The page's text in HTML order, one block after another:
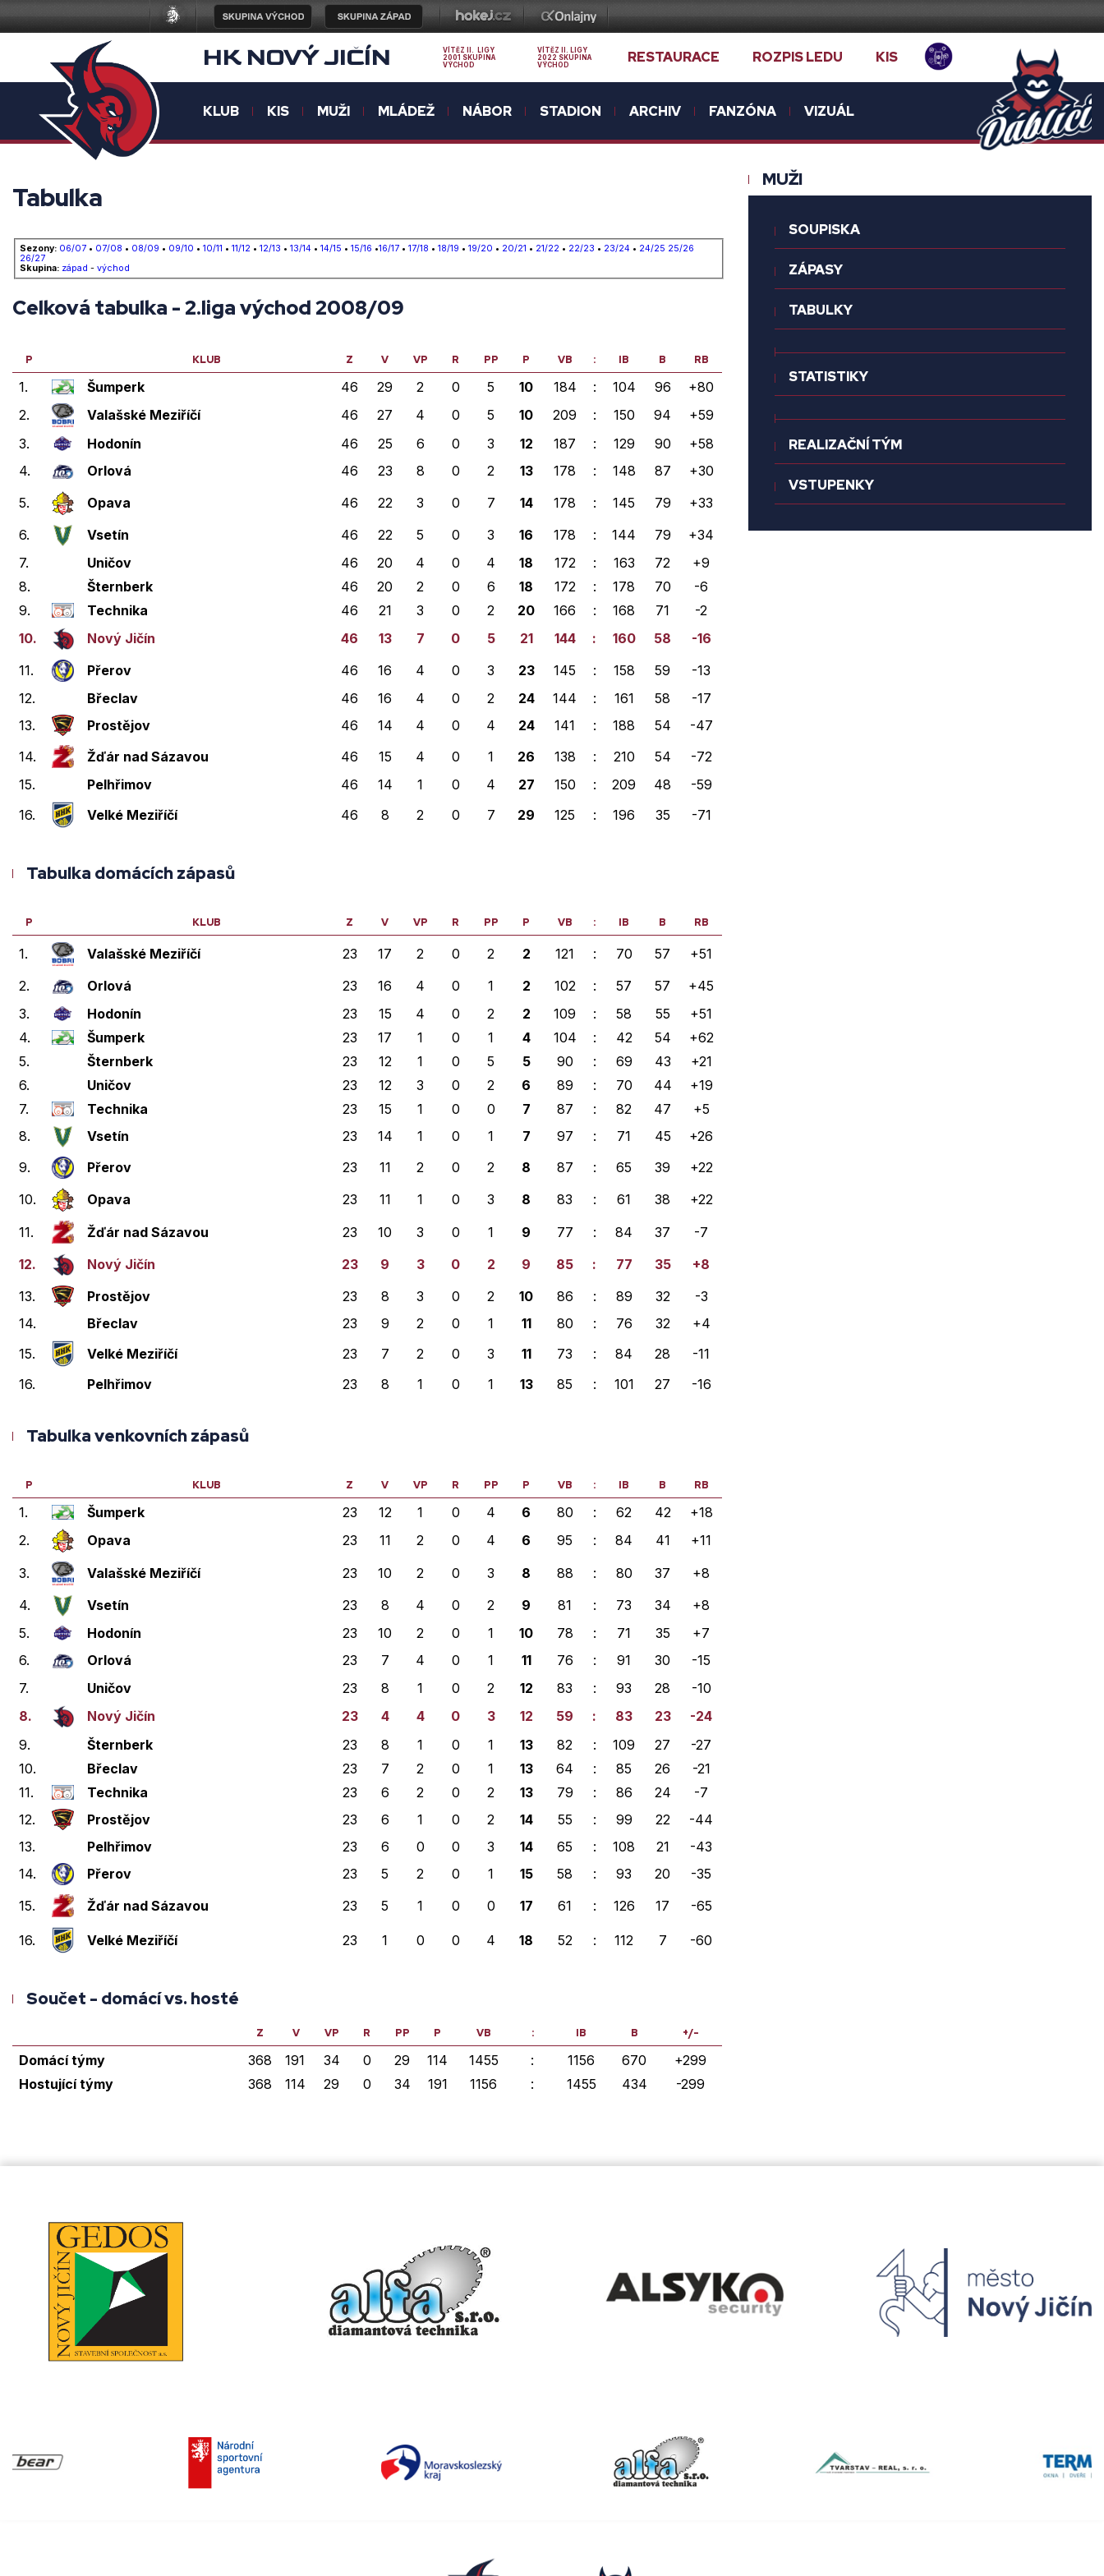
HK NOVÝ JIČÍN
VÍTĚZ II. LIGY
2001 SKUPINA
VÝCHOD
VÍTĚZ II. LIGY
2022 SKUPINA
VÝCHOD
RESTAURACE ROZPIS LEDU KIS
KLUB KIS MUŽI MLÁDEŽ NÁBOR STADION ARCHIV FANZÓNA VIZUÁL
Tabulka
Sezony: 06/07 • 07/08 • 08/09 • 09/10 • 10/11 • 11/12 • 12/13 • 13/14 • 14/15 • 15/16 •16/17 • 17/18 • 18/19 • 19/20 • 20/21 • 21/22 • 22/23 • 23/24 • 24/25 25/26
26/27
Skupina: západ - východ
Celková tabulka - 2.liga východ 2008/09
P KLUB Z V VP R PP P VB : IB B RB
1. Šumperk 46 29 2 0 5 10 184 : 104 96
+80
2.
Valašské Meziříčí 46 27 4 0 5 10 209 : 150 94
+59
3.
Hodonín 46 25 6 0 3 12 187 : 129 90
+58
4.
Orlová 46 23 8 0 2 13 178 : 148 87
+30
5.
Opava 46 22 3 0 7 14 178 : 145 79
+33
6.
Vsetín 46 22 5 0 3 16 178 : 144 79
+34
7.
Uničov 46 20 4 0 4 18 172 : 163 72
+9
8.
Šternberk 46 20 2 0 6 18 172 : 178 70
-6
9.
Technika 46 21 3 0 2 20 166 : 168 71
-2
10.
Nový Jičín 46 13 7 0 5 21 144 : 160 58
-16
11.
Přerov 46 16 4 0 3 23 145 : 158 59
-13
12.
Břeclav 46 16 4 0 2 24 144 : 161 58
-17
13.
Prostějov 46 14 4 0 4 24 141 : 188 54
-47
14.
Žďár nad Sázavou 46 15 4 0 1 26 138 : 210 54
-72
15.
Pelhřimov 46 14 1 0 4 27 150 : 209 48
-59
16.
Velké Meziříčí 46 8 2 0 7 29 125 : 196 35 -71
Tabulka domácích zápasů
P KLUB Z V VP R PP P VB : IB B RB
1. Valašské Meziříčí 23 17 2 0 2 2 121 : 70 57
+51
2.
Orlová 23 16 4 0 1 2 102 : 57 57
+45
3.
Hodonín 23 15 4 0 2 2 109 : 58 55
+51
4.
Šumperk 23 17 1 0 1 4 104 : 42 54
+62
5.
Šternberk 23 12 1 0 5 5 90 : 69 43
+21
6.
Uničov 23 12 3 0 2 6 89 : 70 44
+19
7.
Technika 23 15 1 0 0 7 87 : 82 47
+5
8.
Vsetín 23 14 1 0 1 7 97 : 71 45
+26
9.
Přerov 23 11 2 0 2 8 87 : 65 39
+22
10.
Opava 23 11 1 0 3 8 83 : 61 38
+22
11.
Žďár nad Sázavou 23 10 3 0 1 9 77 : 84 37
-7
12.
Nový Jičín 23 9 3 0 2 9 85 : 77 35
+8
13.
Prostějov 23 8 3 0 2 10 86 : 89 32
-3
14.
Břeclav 23 9 2 0 1 11 80 : 76 32
+4
15.
Velké Meziříčí 23 7 2 0 3 11 73 : 84 28
-11
16.
Pelhřimov 23 8 1 0 1 13 85 : 101 27 -16
Tabulka venkovních zápasů
P KLUB Z V VP R PP P VB : IB B RB
1. Šumperk 23 12 1 0 4 6 80 : 62 42
+18
2.
Opava 23 11 2 0 4 6 95 : 84 41
+11
3.
Valašské Meziříčí 23 10 2 0 3 8 88 : 80 37
+8
4.
Vsetín 23 8 4 0 2 9 81 : 73 34
+8
5.
Hodonín 23 10 2 0 1 10 78 : 71 35
+7
6.
Orlová 23 7 4 0 1 11 76 : 91 30
-15
7.
Uničov 23 8 1 0 2 12 83 : 93 28
-10
8.
Nový Jičín 23 4 4 0 3 12 59 : 83 23
-24
9.
Šternberk 23 8 1 0 1 13 82 : 109 27
-27
10.
Břeclav 23 7 2 0 1 13 64 : 85 26
-21
11.
Technika 23 6 2 0 2 13 79 : 86 24
-7
12.
Prostějov 23 6 1 0 2 14 55 : 99 22
-44
13.
Pelhřimov 23 6 0 0 3 14 65 : 108 21
-43
14.
Přerov 23 5 2 0 1 15 58 : 93 20
-35
15.
Žďár nad Sázavou 23 5 1 0 0 17 61 : 126 17 -65
16. Velké Meziříčí 23 1 0 0 4 18 52 : 112 7 -60
Součet - domácí vs. hosté
Z V VP R PP P VB : IB B +/-
Domácí týmy 368 191 34 0 29 114 1455 : 1156 670
+299
Hostující týmy
368 114 29 0 34 191 1156 : 1455 434 -299
MUŽI
SOUPISKA
ZÁPASY
TABULKY
STATISTIKY
REALIZAČNÍ TÝM
VSTUPENKY